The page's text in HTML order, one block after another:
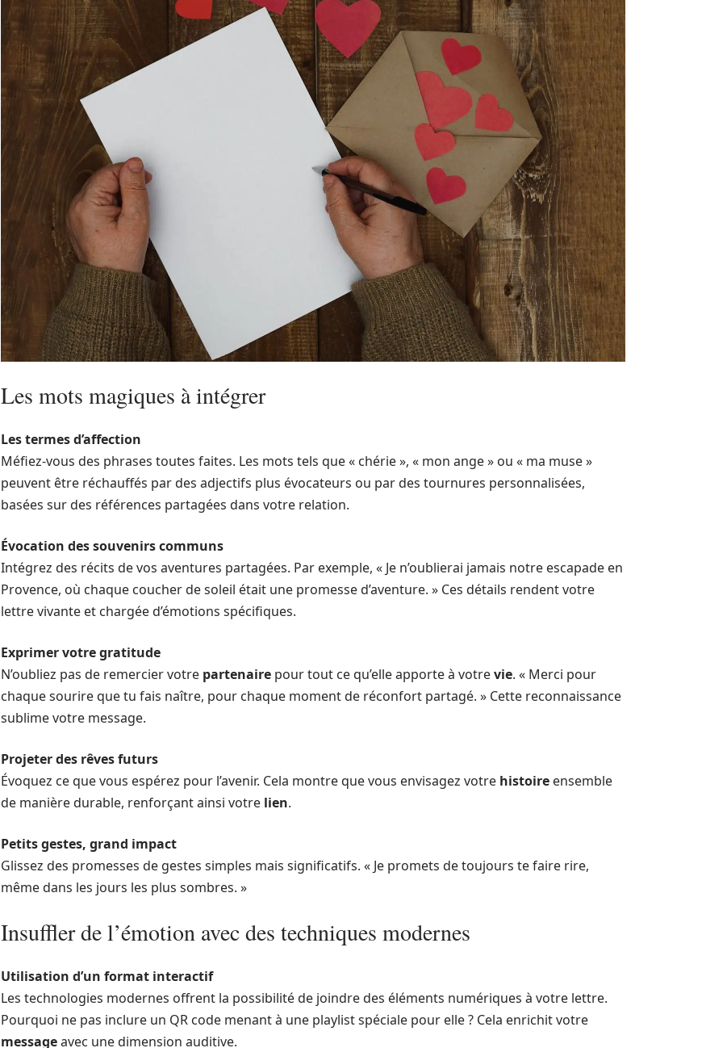
Les mots magiques à intégrer
Les termes d’affection
Méfiez-vous des phrases toutes faites. Les mots tels que « chérie », « mon ange » ou « ma muse »
peuvent être réchauffés par des adjectifs plus évocateurs ou par des tournures personnalisées,
basées sur des références partagées dans votre relation.
Évocation dessouvenirscommuns
Intégrez des récits de vos aventures partagées. Par exemple, « Je n’oublierai jamais notre escapade en
Provence, où chaque coucher de soleil était une promesse d’aventure. » Ces détails rendent votre
lettre vivante et chargée d’émotions spécifiques.
Exprimer votre gratitude
N’oubliez pas de remercier votre partenaire pour tout ce qu’elle apporte à votrevie. « Merci pour
chaque sourire que tu fais naître, pour chaque moment de réconfort partagé. » Cette reconnaissance
sublime votre message.
Projeter des rêves futurs
Évoquez ce que vous espérez pour l’avenir. Cela montre que vous envisagez votre histoire ensemble
de manière durable, renforçant ainsi votre lien.
Petits gestes, grand impact
Glissez des promesses de gestes simples mais significatifs. « Je promets de toujours te faire rire,
même dans les jours les plus sombres. »
Insuffler de l’émotion avec des techniques modernes
Utilisation d’un format interactif
Les technologies modernes offrent la possibilité de joindre des éléments numériques à votre lettre.
Pourquoi ne pas inclure un QR code menant à une playlist spéciale pour elle ? Cela enrichit votre
messageavec une dimension auditive.